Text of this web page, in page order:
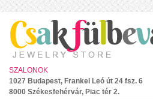
SZALONOK
1027 Budapest, Frankel Leó út 24 fsz. 6
8000 Székesfehérvár, Piac tér 2.